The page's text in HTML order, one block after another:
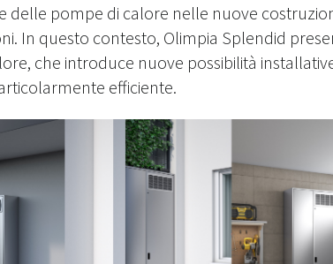
delle pompe di calore nelle nuove
In questo contesto, Olimpia Splendid
che introduce nuove possibilità
efficiente.